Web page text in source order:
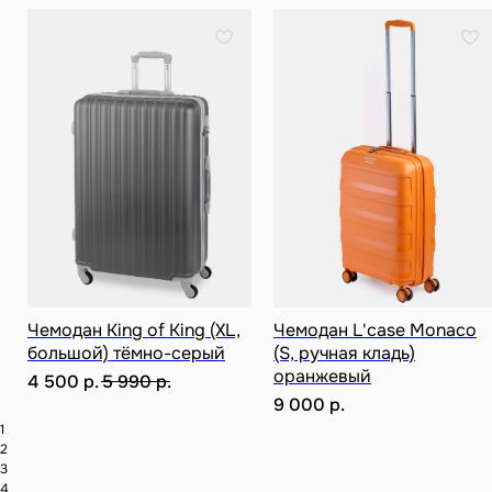
Чемодан King of King (XL,
большой) тёмно-серый
4 500 р.5 990р.
Чемодан L'case Monaco
(S, ручная кладь)
оранжевый
9 000 р.
1
2
3
4
ИП Ступакевич Иван Сергеевич
Каталог